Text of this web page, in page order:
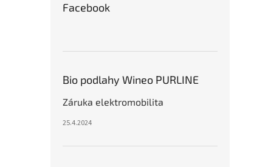
Facebook
Bio podlahy Wineo PURLINE
Záruka elektromobilita
25.4.2024